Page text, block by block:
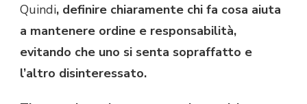
Quindi, definire chiaramente chi fa cosa aiuta
a mantenere ordine e responsabilità,
evitando che uno si senta sopraffatto e
l’altro disinteressato.